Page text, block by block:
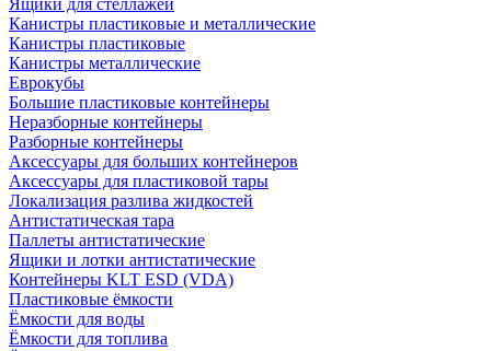
Ящики для стеллажей
Канистры пластиковые и металлические
Канистры пластиковые
Канистры металлические
Еврокубы
Большие пластиковые контейнеры
Неразборные контейнеры
Разборные контейнеры
Аксессуары для больших контейнеров
Аксессуары для пластиковой тары
Локализация разлива жидкостей
Антистатическая тара
Паллеты антистатические
Ящики и лотки антистатические
Контейнеры KLT ESD (VDA)
Пластиковые ёмкости
Ёмкости для воды
Ёмкости для топлива